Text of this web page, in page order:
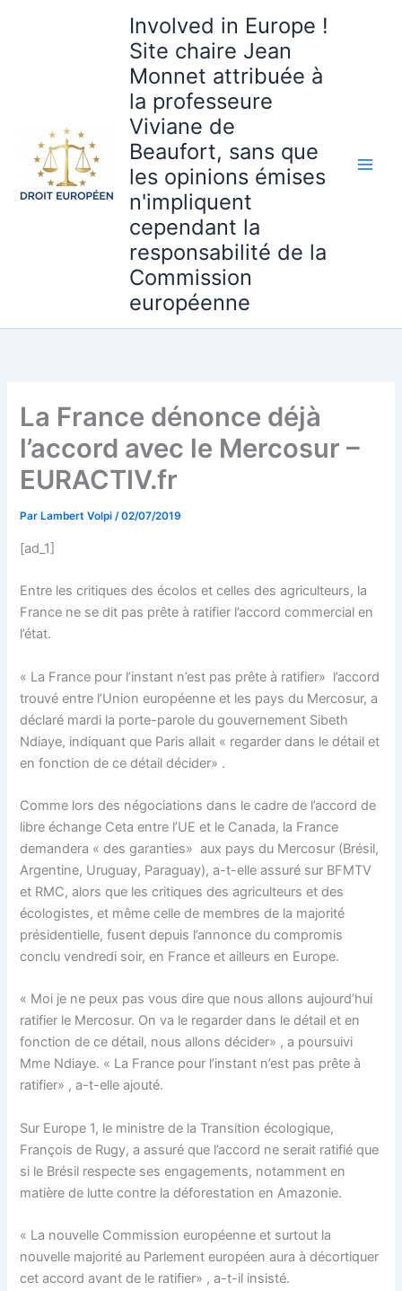
Involved in Europe !
Site chaire Jean
Monnet attribuée à
la professeure
Viviane de
Beaufort, sans que
les opinions émises
n'impliquent
cependant la
responsabilité de la
Commission
européenne
La France dénonce déjà
l’accord avec le Mercosur –
EURACTIV.fr
Par Lambert Volpi/02/07/2019
[ad_1]
Entre les critiques des écolos et celles des agriculteurs, la
France ne se dit pas prête à ratifier l’accord commercial en
l’état.
« La France pour l’instant n’est pas prête à ratifier» l’accord
trouvé entre l’Union européenne et les pays du Mercosur, a
déclaré mardi la porte-parole du gouvernement Sibeth
Ndiaye, indiquant que Paris allait « regarder dans le détail et
en fonction de ce détail décider» .
Comme lors des négociations dans le cadre de l’accord de
libre échange Ceta entre l’UE et le Canada, la France
demandera « des garanties» aux pays du Mercosur (Brésil,
Argentine, Uruguay, Paraguay), a-t-elle assuré sur BFMTV
et RMC, alors que les critiques des agriculteurs et des
écologistes, et même celle de membres de la majorité
présidentielle, fusent depuis l’annonce du compromis
conclu vendredi soir, en France et ailleurs en Europe.
« Moi je ne peux pas vous dire que nous allons aujourd’hui
ratifier le Mercosur. On va le regarder dans le détail et en
fonction de ce détail, nous allons décider» , a poursuivi
Mme Ndiaye. « La France pour l’instant n’est pas prête à
ratifier» , a-t-elle ajouté.
Sur Europe 1, le ministre de la Transition écologique,
François de Rugy, a assuré que l’accord ne serait ratifié que
si le Brésil respecte ses engagements, notamment en
matière de lutte contre la déforestation en Amazonie.
« La nouvelle Commission européenne et surtout la
nouvelle majorité au Parlement européen aura à décortiquer
cet accord avant de le ratifier» , a-t-il insisté.